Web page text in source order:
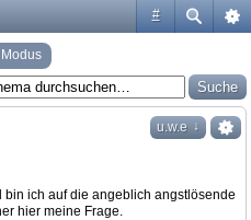
#
u.w.e ↓
ich auf die angeblich angstlösende
hier meine Frage.